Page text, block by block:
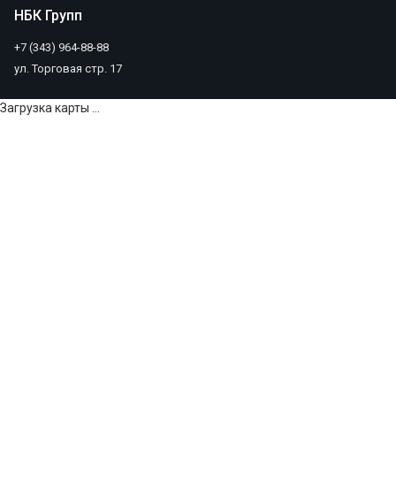
НБК Групп
+7 (343) 964-88-88
ул. Торговая стр. 17
Загрузка карты ...